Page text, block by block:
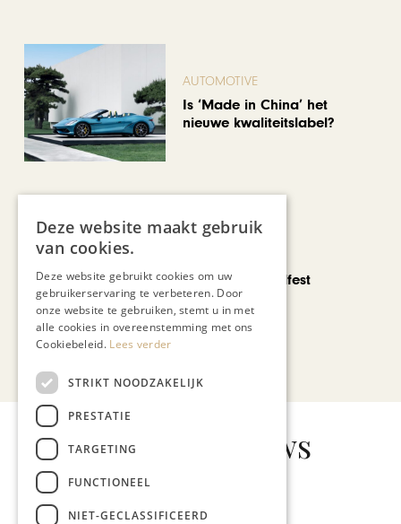
AUTOMOTIVE
Is ‘Made in China’ het
nieuwe kwaliteitslabel?
Noorbeek Foodfest
Gerelateerd nieuws
Deze website maakt gebruik
van cookies.
Deze website gebruikt cookies om uw
gebruikerservaring te verbeteren. Door
onze website te gebruiken, stemt u in met
alle cookies in overeenstemming met ons
Cookiebeleid. Lees verder
STRIKT NOODZAKELIJK
PRESTATIE
TARGETING
FUNCTIONEEL
NIET-GECLASSIFICEERD